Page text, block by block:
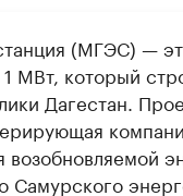
(МГЭС) —
МВт, который
Дагестан.
Самурского